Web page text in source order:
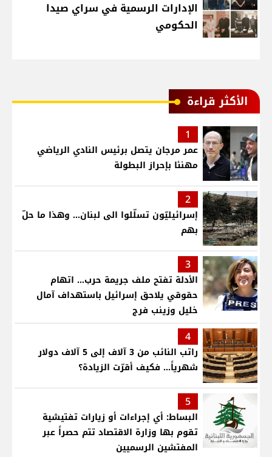
الإدارات الرسمية في سراي صيدا
الحكومي
الأكثر قراءة
1
عمر مرجان يتصل برئيس النادي الرياضي
مهنئا بإحراز البطولة
2
إسرائيليّون تسلّلوا الى لبنان... وهذا ما حلّ
بهم
3
الأدلة تفتح ملف جريمة حرب... اتهام
حقوقي يلاحق إسرائيل باستهداف آمال
خليل وزينب فرج
4
راتب النائب من 3 آلاف إلى 5 آلاف دولار
شهرياً... فكيف أقرّت الزيادة؟
5
البساط: أي إجراءات أو زيارات تفتيشية
تقوم بها وزارة الاقتصاد تتم حصراً عبر
المفتشين الرسميين